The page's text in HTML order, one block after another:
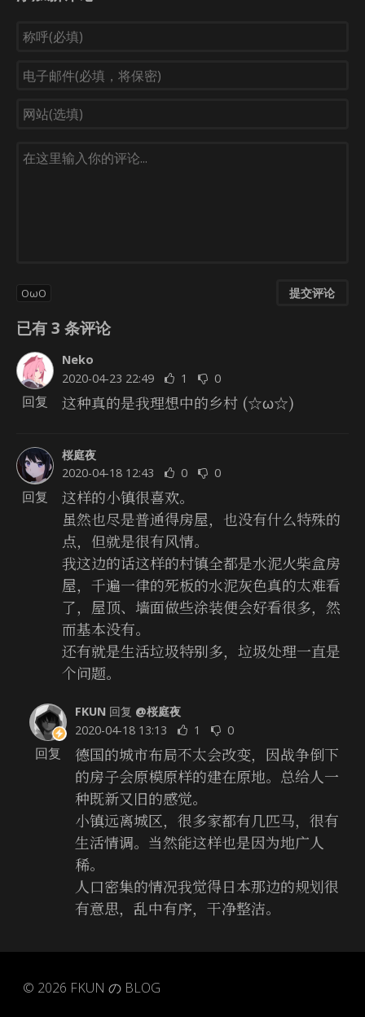
OωO 提交评论
已有 3 条评论
Neko
2020-04-23 22:49
1 0
这种真的是我理想中的乡村 (☆ω☆)
回复
桜庭夜
2020-04-18 12:43
0 0
这样的小镇很喜欢。
虽然也尽是普通得房屋，也没有什么特殊的
点，但就是很有风情。
我这边的话这样的村镇全都是水泥火柴盒房
屋，千遍一律的死板的水泥灰色真的太难看
了，屋顶、墙面做些涂装便会好看很多，然
而基本没有。
还有就是生活垃圾特别多，垃圾处理一直是
个问题。
回复
FKUN 回复 @桜庭夜
2020-04-18 13:13
1 0
德国的城市布局不太会改变，因战争倒下
的房子会原模原样的建在原地。总给人一
种既新又旧的感觉。
小镇远离城区，很多家都有几匹马，很有
生活情调。当然能这样也是因为地广人
稀。
人口密集的情况我觉得日本那边的规划很
有意思，乱中有序，干净整洁。
回复
© 2026 FKUN の BLOG